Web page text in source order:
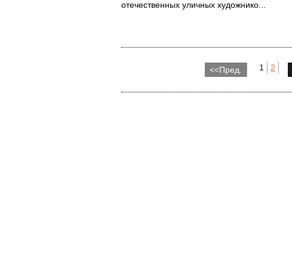
отечественных уличных художнико...
<<Пред. 1 2